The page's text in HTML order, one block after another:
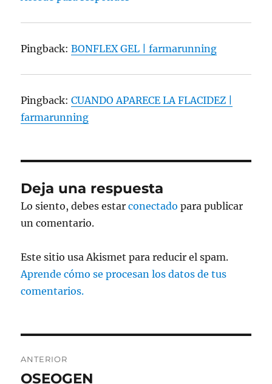
Pingback:BONFLEX GEL | farmarunning
Pingback:CUANDO APARECE LA FLACIDEZ |
farmarunning
Deja una respuesta
Lo siento, debes estarconectado para publicar
un comentario.
Este sitio usa Akismet para reducir el spam.
Aprende cómo se procesan los datos de tus
comentarios.
de
ANTERIOR
Entrada
OSEOGEN